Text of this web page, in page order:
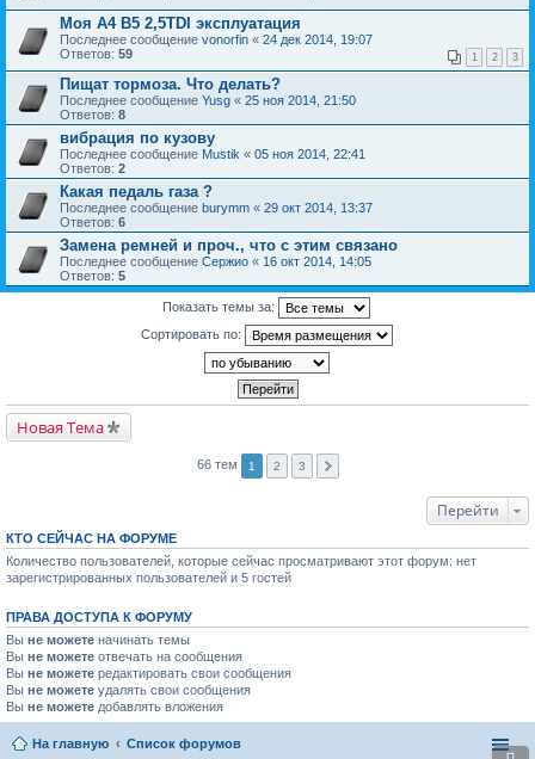
Моя А4 В5 2,5TDI эксплуатация
Последнее сообщение vonorfin « 24 дек 2014, 19:07
Ответов: 59 1 2 3
Пищат тормоза. Что делать?
Последнее сообщение Yusg « 25 ноя 2014, 21:50
Ответов: 8
вибрация по кузову
Последнее сообщение Mustik « 05 ноя 2014, 22:41
Ответов: 2
Какая педаль газа ?
Последнее сообщение burymm « 29 окт 2014, 13:37
Ответов: 6
Замена ремней и проч., что с этим связано
Последнее сообщение Сержио « 16 окт 2014, 14:05
Ответов: 5
Показать темы за:
Сортировать по:
Новая Тема
66 тем 1 2 3
Перейти
КТО СЕЙЧАС НА ФОРУМЕ
Количество пользователей, которые сейчас просматривают этот форум: нет
зарегистрированных пользователей и 5 гостей
ПРАВА ДОСТУПА К ФОРУМУ
Вы не можете начинать темы
Вы не можете отвечать на сообщения
Вы не можете редактировать свои сообщения
Вы не можете удалять свои сообщения
Вы не можете добавлять вложения
На главную Список форумов